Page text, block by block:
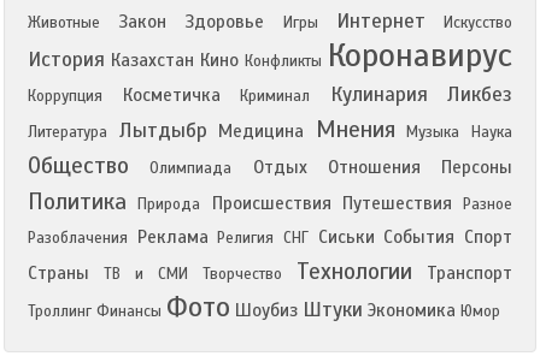
Животные
Закон Здоровье Игры Интернет Искусство
История Казахстан Кино Конфликты Коронавирус
Коррупция Косметичка Криминал Кулинария Ликбез
Литература Лытдыбр Медицина Мнения Музыка Наука
Общество Олимпиада Отдых Отношения Персоны
Политика Природа Происшествия Путешествия
Разное
Разоблачения
Реклама Религия СНГ Сиськи События Спорт
Страны
ТВ и СМИ Творчество Технологии Транспорт
Троллинг Финансы Фото Шоубиз Штуки Экономика Юмор